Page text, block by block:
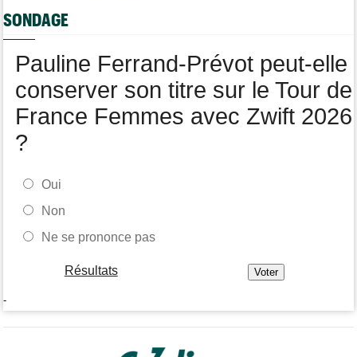
SONDAGE
Pauline Ferrand-Prévot peut-elle
conserver son titre sur le Tour de
France Femmes avec Zwift 2026
?
Oui
Non
Ne se prononce pas
Résultats
-